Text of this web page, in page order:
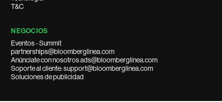
T&C
NEGOCIOS
Eventos - Summit
partnerships@bloomberglinea.com
Anúnciate con nosotros ads@bloomberglinea.com
Soporte al cliente: support@bloomberglinea.com
Soluciones de publicidad